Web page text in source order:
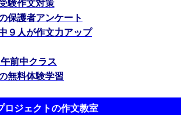
保護者アンケート
９人が作文力アップ
前中クラス
無料体験学習
ロジェクトの作文教室